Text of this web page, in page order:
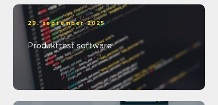
29. september 2025
Produkttest software